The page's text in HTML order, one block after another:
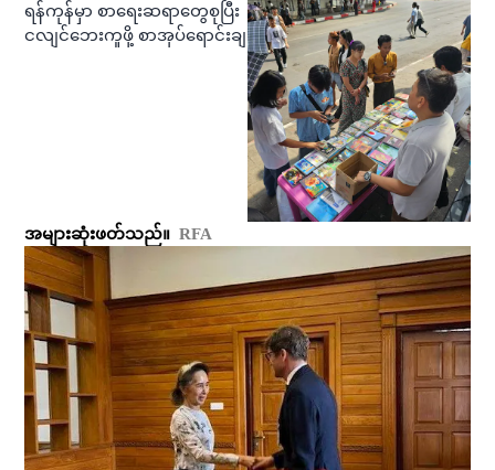
ရန်ကုန်မှာ စာရေးဆရာတွေစုပြီး
ငလျင်ဘေးကူဖို့ စာအုပ်ရောင်းချ
အများဆုံးဖတ်သည်။ RFA